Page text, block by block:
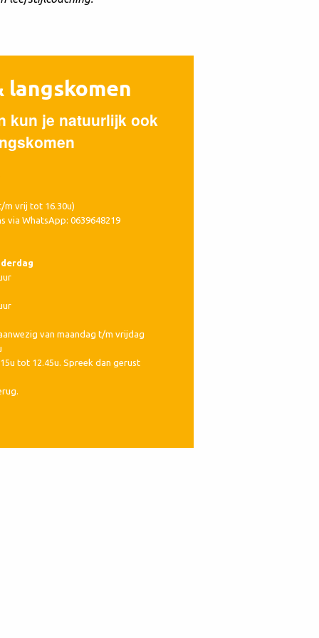
langskomen
kun je natuurlijk ook
m vrij tot 16.30u)
via WhatsApp: 0639648219
van maandag t/m vrijdag
tot 12.45u. Spreek dan gerust